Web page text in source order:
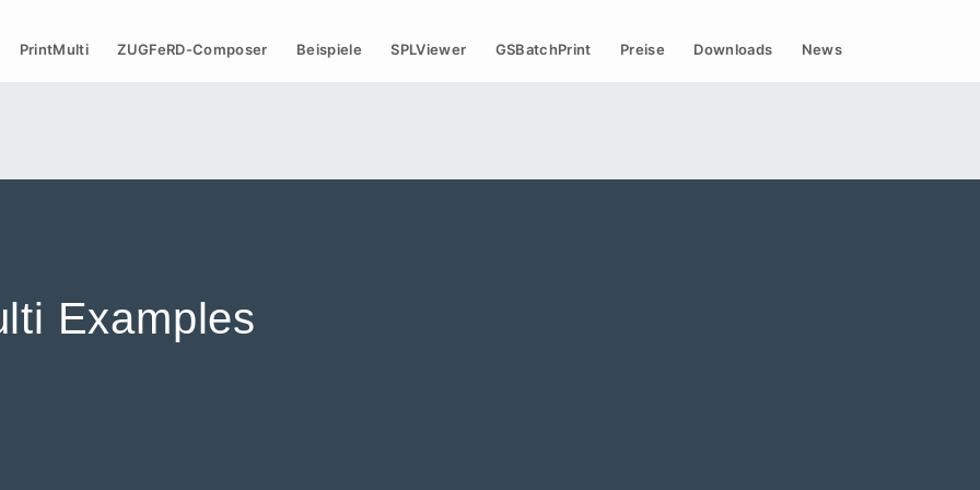
PrintMulti ZUGFeRD-Composer Beispiele SPLViewer GSBatchPrint Preise Downloads News
Examples